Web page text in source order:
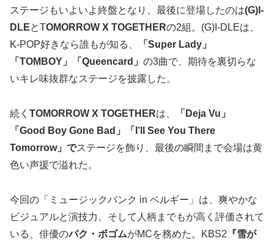
ステージもいよいよ終盤となり、最後に登場したのは(G)I-
DLEとTOMORROW X TOGETHERの2組。(G)I-DLEは、
K-POP好きなら誰もが知る、
「Super Lady」
「TOMBOY」「Queencard」 の3曲で、期待を裏切らな
いキレ味抜群なステージを披露した。
続く TOMORROW X TOGETHERは、
「Deja Vu」
「Good Boy Gone Bad」「I’ll See You There
Tomorrow」でステージを飾り、最後の瞬間まで会場は黄
色い声援で溢れた。
今回の「ミュージックバンク in ベルギー」は、爽やかな
ビジュアルと演技力、そして人柄までもが高く評価されて
いる、俳優のパク・ボゴムがMCを務めた。KBS2 『雪が